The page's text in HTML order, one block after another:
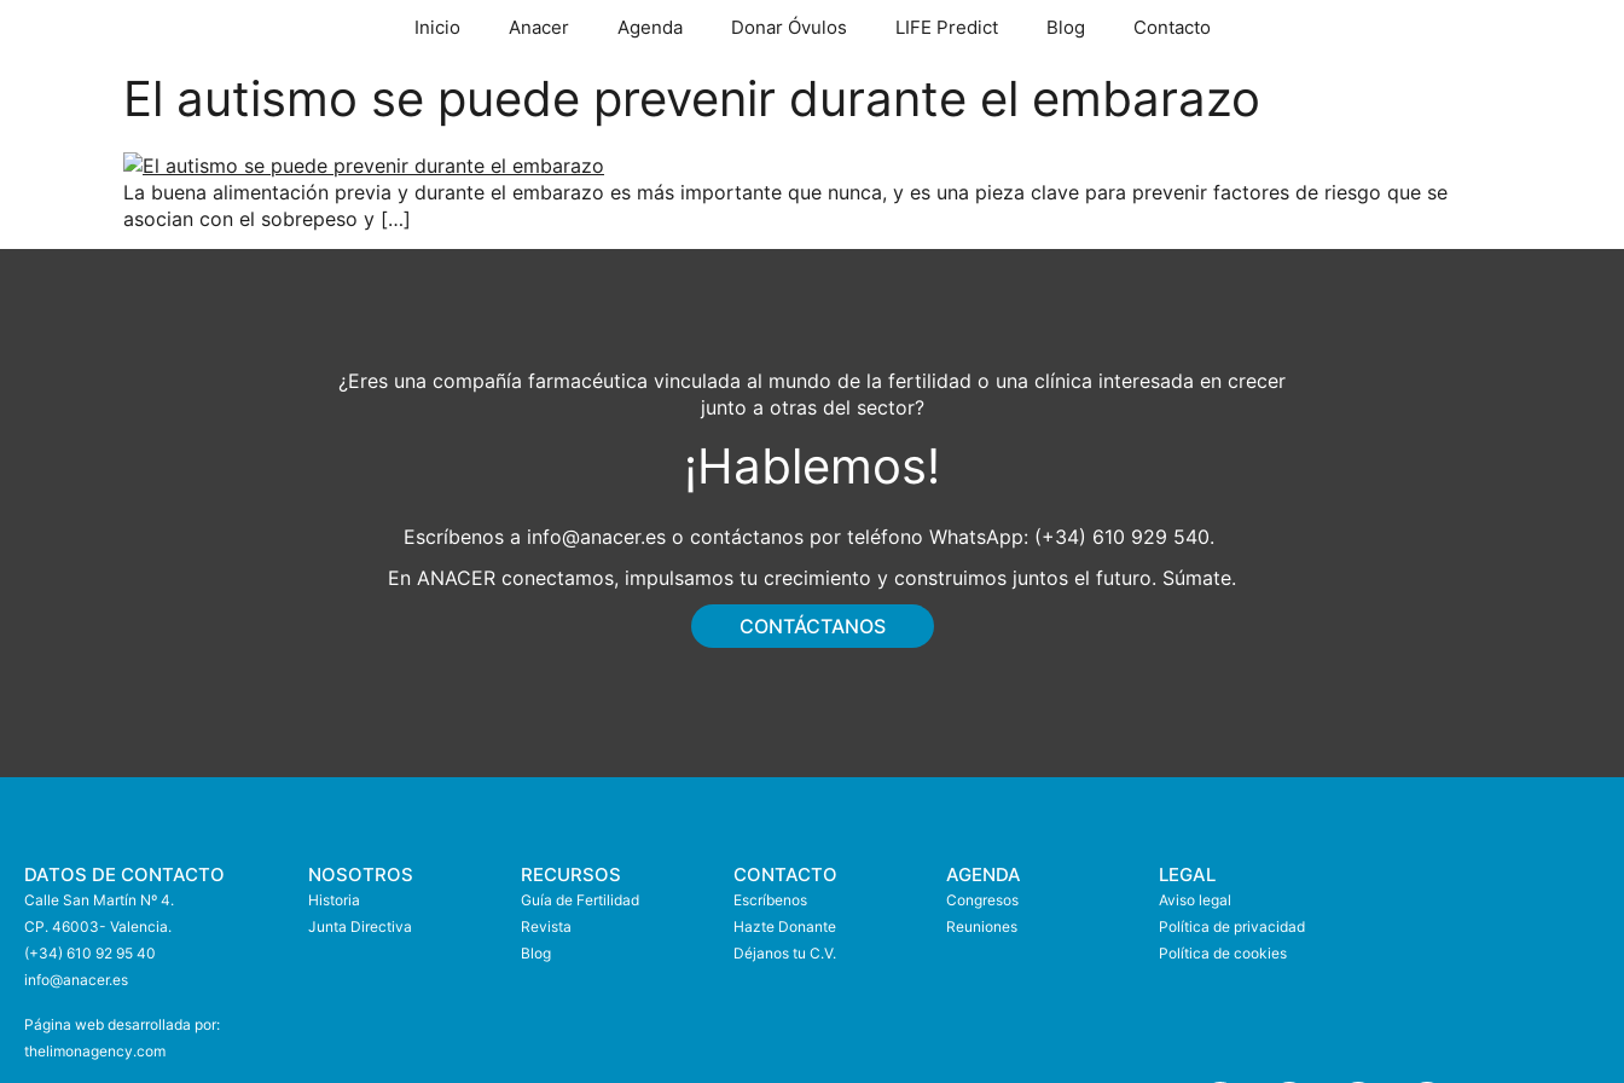
Inicio Anacer Agenda Donar Óvulos LIFE Predict Blog Contacto
El autismo se puede prevenir durante el embarazo
La buena alimentación previa y durante el embarazo es más importante que nunca, y es una pieza clave para prevenir factores de riesgo que se
asocian con el sobrepeso y […]
¿Eres una compañía farmacéutica vinculada al mundo de la fertilidad o una clínica interesada en crecer
junto a otras del sector?
¡Hablemos!
Escríbenos a info@anacer.es o contáctanos por teléfono WhatsApp: (+34) 610 929 540.
En ANACER conectamos, impulsamos tu crecimiento y construimos juntos el futuro. Súmate.
CONTÁCTANOS
DATOS DE CONTACTO
Calle San Martín Nº 4.
CP. 46003- Valencia.
(+34) 610 92 95 40
info@anacer.es
Página web desarrollada por:
thelimonagency.com
NOSOTROS
Historia
Junta Directiva
RECURSOS
Guía de Fertilidad
Revista
Blog
CONTACTO
Escríbenos
Hazte Donante
Déjanos tu C.V.
AGENDA
Congresos
Reuniones
LEGAL
Aviso legal
Política de privacidad
Política de cookies